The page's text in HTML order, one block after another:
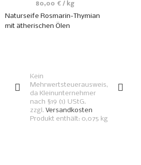
80,00 € / kg
Naturseife Rosmarin-Thymian
mit ätherischen Ölen
Kein
Mehrwertsteuerausweis,
da Kleinunternehmer
nach §19 (1) UStG.
zzgl. Versandkosten
Produkt enthält: 0,075 kg